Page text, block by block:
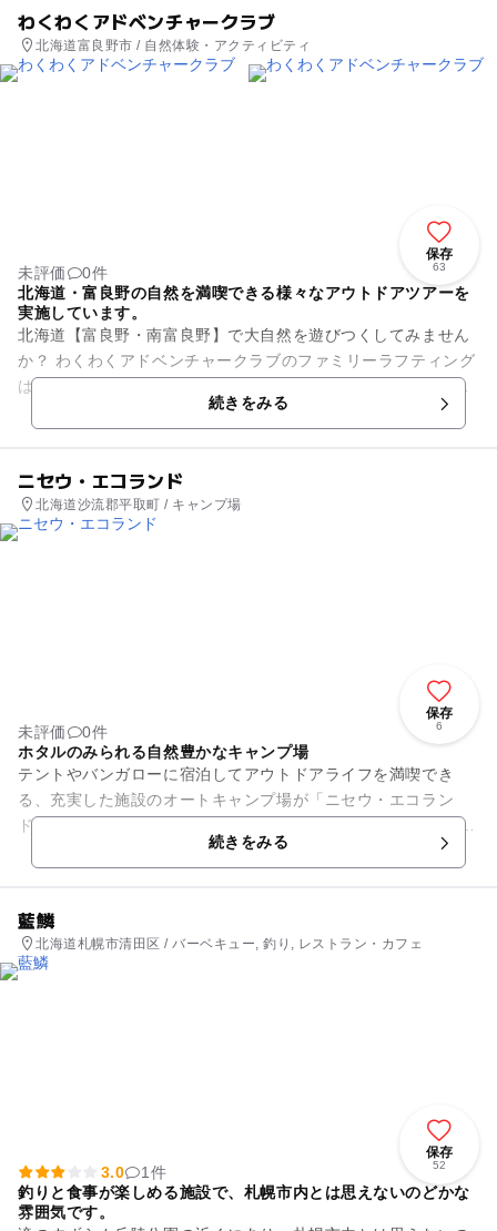
わくわくアドベンチャークラブ
北海道富良野市 / 自然体験・アクティビティ
保存
63
未評価
0件
北海道・富良野の自然を満喫できる様々なアウトドアツアーを
実施しています。
北海道【富良野・南富良野】で大自然を遊びつくしてみません
か？ わくわくアドベンチャークラブのファミリーラフティング
は、空知川中流域の穏やかなコースを下りますので、お子様や
ご年配の方でも安心して...続きをみる
ニセウ・エコランド
北海道沙流郡平取町 / キャンプ場
保存
6
未評価
0件
ホタルのみられる自然豊かなキャンプ場
テントやバンガローに宿泊してアウトドアライフを満喫でき
る、充実した施設のオートキャンプ場が「ニセウ・エコラン
ド」です。 施設内センターハウスには管理人が常駐しており、
水洗トイレやシャワーも備え...続きをみる
藍鱗
北海道札幌市清田区 / バーベキュー, 釣り, レストラン・カフェ
保存
52
3.0
1件
釣りと食事が楽しめる施設で、札幌市内とは思えないのどかな
雰囲気です。